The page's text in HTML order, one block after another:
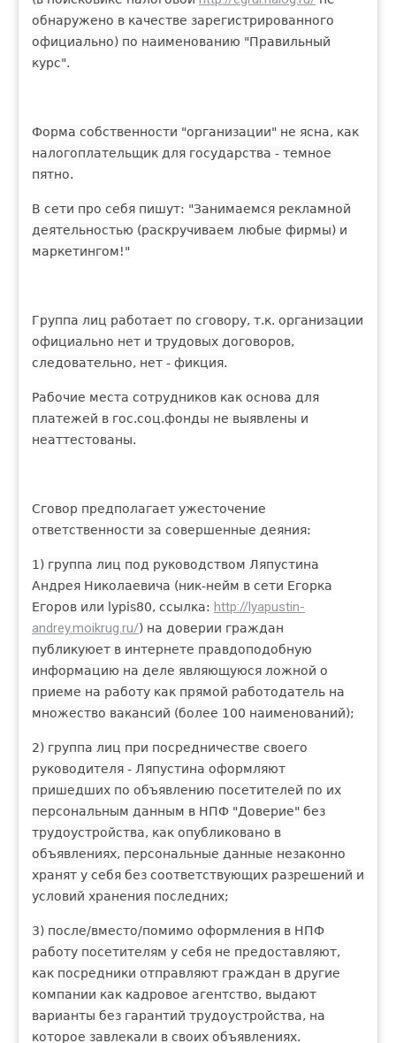
обнаружено в качестве зарегистрированного
официально) по наименованию "Правильный
курс".
Форма собственности "организации" не ясна, как
налогоплательщик для государства - темное
пятно.
В сети про себя пишут: "Занимаемся рекламной
деятельностью (раскручиваем любые фирмы) и
маркетингом!"
Группа лиц работает по сговору, т.к. организации
официально нет и трудовых договоров,
следовательно, нет - фикция.
Рабочие места сотрудников как основа для
платежей в гос.соц.фонды не выявлены и
неаттестованы.
Сговор предполагает ужесточение
ответственности за совершенные деяния:
1) группа лиц под руководством Ляпустина
Андрея Николаевича (ник-нейм в сети Егорка
Егоров или lypis80, ссылка: http://lyapustin-
andrey.moikrug.ru/) на доверии граждан
публикуюет в интернете правдоподобную
информацию на деле являющуюся ложной о
приеме на работу как прямой работодатель на
множество вакансий (более 100 наименований);
2) группа лиц при посредничестве своего
руководителя - Ляпустина оформляют
пришедших по объявлению посетителей по их
персональным данным в НПФ "Доверие" без
трудоустройства, как опубликовано в
объявлениях, персональные данные незаконно
хранят у себя без соответствующих разрешений и
условий хранения последних;
3) после/вместо/помимо оформления в НПФ
работу посетителям у себя не предоставляют,
как посредники отправляют граждан в другие
компании как кадровое агентство, выдают
варианты без гарантий трудоустройства, на
которое завлекали в своих объявлениях.